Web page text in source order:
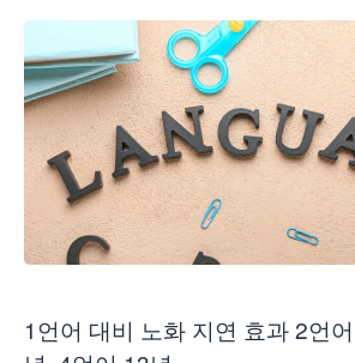
1언어 대비 노화 지연 효과 2언